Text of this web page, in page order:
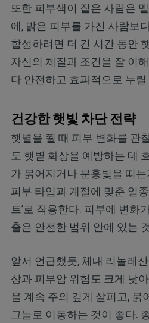
또한 피부색이 짙은 사람은
에, 밝은 피부를 가진 사람보
합성하려면 더 긴 시간 동안
자신의 체질과 조건을 잘 이
다 안전하고 효과적으로 누릴
건강한 햇빛 차단 전략
햇볕을 쬘 때 피부 변화를 관
도 햇볕 화상을 예방하는 데
가 붉어지거나 분홍빛을 띠
피부 타입과 계절에 맞춘 일
트’로 작용한다. 피부에 변화
출은 안전한 범위 안에 있는
앞서 언급했듯, 체내 리놀레
상과 피부암 위험도 크게 낮
을 계속 주의 깊게 살피고, 붉
그늘로 이동하는 것이 좋다.